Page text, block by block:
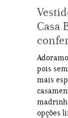
Casa
pois
mais
opções